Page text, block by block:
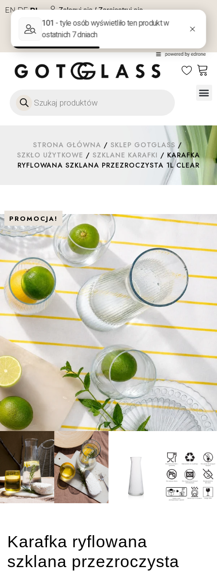
EN DE PL Zaloguj się / Zarejestruj się
NA PREZENT
STRONA GŁÓWNA / SKLEP GOTGLASS /
SZKŁO UŻYTKOWE / SZKLANE KARAFKI / KARAFKA
RYFLOWANA SZKLANA PRZEZROCZYSTA 1L CLEAR
PROMOCJA!
Karafka ryflowana
szklana przezroczysta